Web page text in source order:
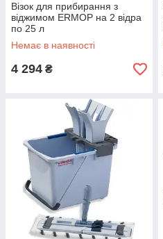
Візок для прибирання з
віджимом ERMOP на 2 відра
по 25 л
Немає в наявності
4 294 ₴